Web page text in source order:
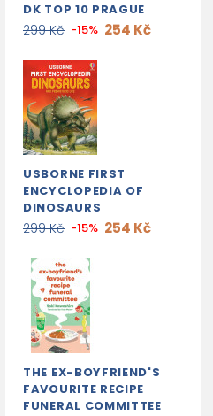
DK TOP 10 PRAGUE
299 Kč -15% 254 Kč
USBORNE FIRST
ENCYCLOPEDIA OF
DINOSAURS
299 Kč -15% 254 Kč
THE EX-BOYFRIEND'S
FAVOURITE RECIPE
FUNERAL COMMITTEE